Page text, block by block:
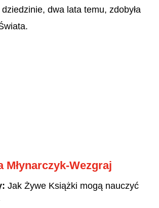
dwa lata temu, zdobyła
Młynarczyk-Wezgraj
Jak Żywe Książki mogą nauczyć